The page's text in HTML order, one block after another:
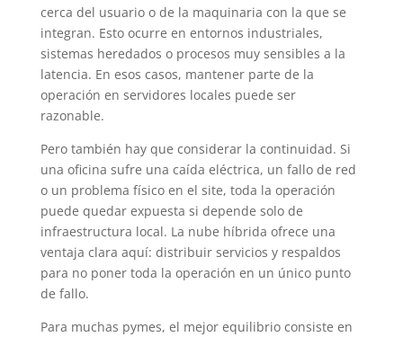
cerca del usuario o de la maquinaria con la que se
integran. Esto ocurre en entornos industriales,
sistemas heredados o procesos muy sensibles a la
latencia. En esos casos, mantener parte de la
operación en servidores locales puede ser
razonable.
Pero también hay que considerar la continuidad. Si
una oficina sufre una caída eléctrica, un fallo de red
o un problema físico en el site, toda la operación
puede quedar expuesta si depende solo de
infraestructura local. La nube híbrida ofrece una
ventaja clara aquí: distribuir servicios y respaldos
para no poner toda la operación en un único punto
de fallo.
Para muchas pymes, el mejor equilibrio consiste en